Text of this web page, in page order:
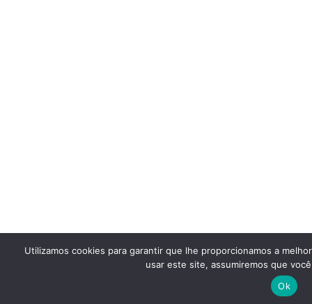
Utilizamos cookies para garantir que lhe proporcionamos a
usar este site, assumiremos que
Ok